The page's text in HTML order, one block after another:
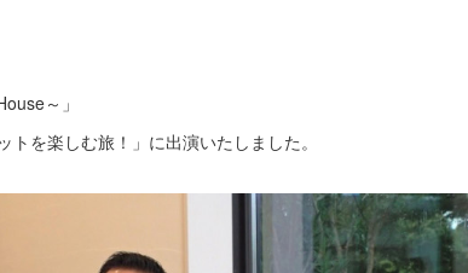
～」
を楽しむ旅！」に出演いたしました。